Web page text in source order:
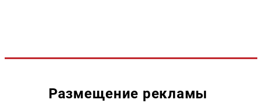
Размещение рекламы